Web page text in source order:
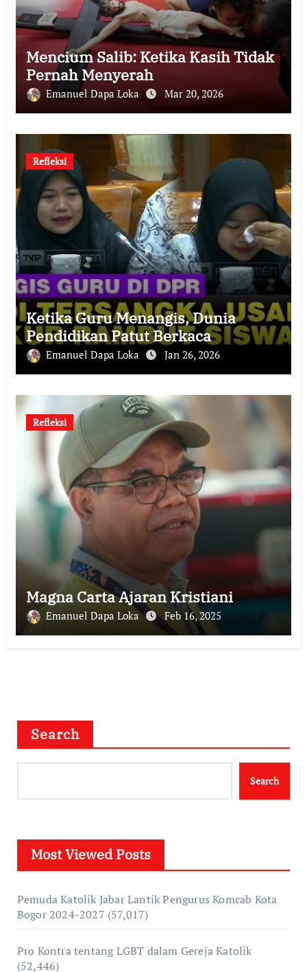
Mencium Salib: Ketika Kasih Tidak
Pernah Menyerah
Emanuel Dapa Loka Mar 20, 2026
Refleksi
Ketika Guru Menangis, Dunia
Pendidikan Patut Berkaca
Emanuel Dapa Loka Jan 26, 2026
Refleksi
Magna Carta Ajaran Kristiani
Emanuel Dapa Loka Feb 16, 2025
Search
Search
Most Viewed Posts
Pemuda Katolik Jabar Lantik Pengurus Komcab Kota
Bogor 2024-2027 (57,017)
Pro Kontra tentang LGBT dalam Gereja Katolik
(52,446)